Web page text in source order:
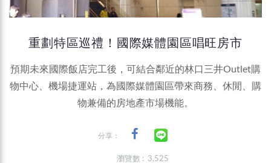
重劃特區巡禮！國際媒體園區唱旺房市
預期未來國際飯店完工後，可結合鄰近的林口三井Outlet購
物中心、機場捷運站，為國際媒體園區帶來商務、休閒、購
物兼備的房地產市場機能。
分享：
瀏覽數 : 3,525